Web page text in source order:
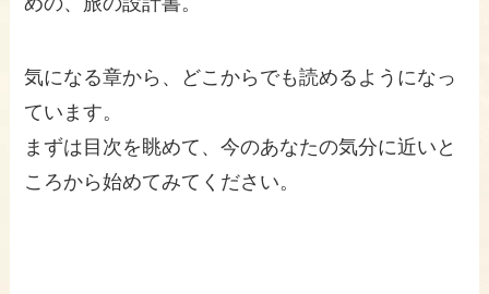
気になる章から、どこからでも読めるようになっ
ています。
まずは目次を眺めて、今のあなたの気分に近いと
ころから始めてみてください。